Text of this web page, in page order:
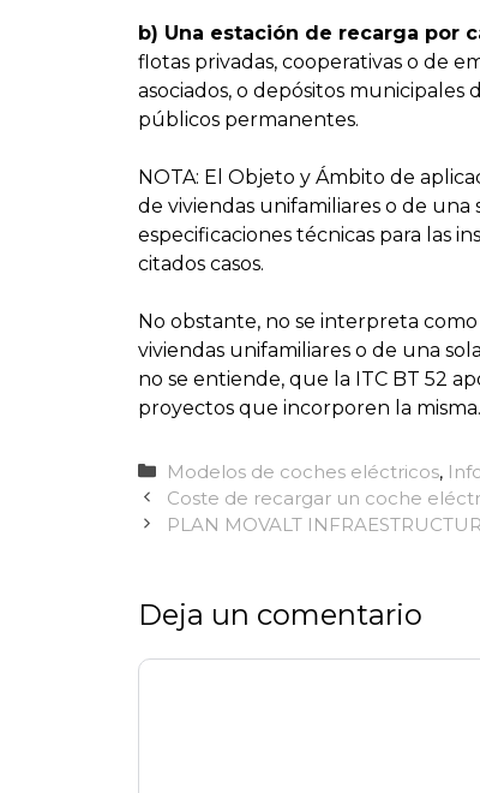
b) Una estación de recarga por
flotas privadas, cooperativas o de
asociados, o depósitos
públicos permanentes.
NOTA: El Objeto y Ámbito de
de viviendas unifamiliares o de una
especificaciones técnicas para las
citados casos.
No obstante, no se interpreta
viviendas unifamiliares o de una
no se entiende, que la ITC BT 52
proyectos que incorporen la misma.
Categorías
Modelos de coches eléctricos,
Coste de recargar un coche
PLAN MOVALT
Deja un comentario
Comentario
Nombre
Correo
Web